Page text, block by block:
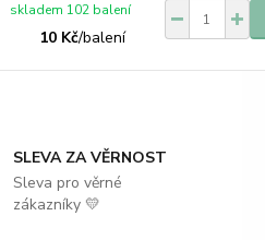
10 Kč/balení
skladem 102 balení
SLEVA ZA VĚRNOST
Sleva pro věrné
zákazníky 💛